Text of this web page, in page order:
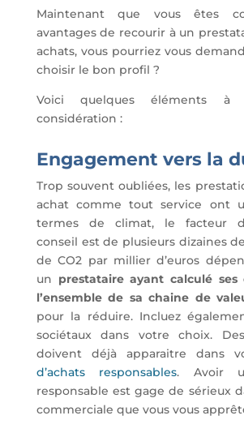
Maintenant que vous êtes
avantages de recourir à un
achats, vous pourriez vous
choisir le bon profil ?
Voici quelques éléments à
considération :
Engagement vers la
Trop souvent oubliées, les
achat comme tout service ont
termes de climat, le facteur
conseil est de plusieurs dizaines
de CO2 par millier d’euros
un prestataire ayant calculé ses
l’ensemble de sa chaine de
pour la réduire. Incluez
sociétaux dans votre choix.
doivent déjà apparaitre dans
d’achats responsables. Avoir
responsable est gage de sérieux
commerciale que vous vous